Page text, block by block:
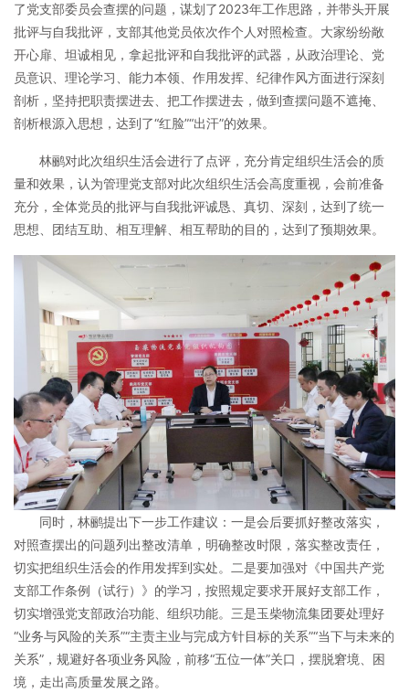
了党支部委员会查摆的问题，谋划了2023年工作思路，并带头开展
批评与自我批评，支部其他党员依次作个人对照检查。大家纷纷敞
开心扉、坦诚相见，拿起批评和自我批评的武器，从政治理论、党
员意识、理论学习、能力本领、作用发挥、纪律作风方面进行深刻
剖析，坚持把职责摆进去、把工作摆进去，做到查摆问题不遮掩、
剖析根源入思想，达到了“红脸”“出汗”的效果。
林鹂对此次组织生活会进行了点评，充分肯定组织生活会的质
量和效果，认为管理党支部对此次组织生活会高度重视，会前准备
充分，全体党员的批评与自我批评诚恳、真切、深刻，达到了统一
思想、团结互助、相互理解、相互帮助的目的，达到了预期效果。
同时，林鹂提出下一步工作建议：一是会后要抓好整改落实，
对照查摆出的问题列出整改清单，明确整改时限，落实整改责任，
切实把组织生活会的作用发挥到实处。二是要加强对《中国共产党
支部工作条例（试行）》的学习，按照规定要求开展好支部工作，
切实增强党支部政治功能、组织功能。三是玉柴物流集团要处理好
“业务与风险的关系”“主责主业与完成方针目标的关系”“当下与未来的
关系”，规避好各项业务风险，前移“五位一体”关口，摆脱窘境、困
境，走出高质量发展之路。